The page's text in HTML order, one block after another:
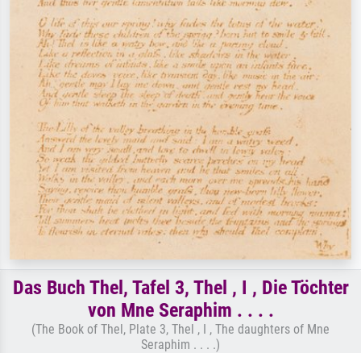
Das Buch Thel, Tafel 3, Thel , I , Die Töchter
von Mne Seraphim . . . .
(The Book of Thel, Plate 3, Thel , I , The daughters of Mne
Seraphim . . . .)